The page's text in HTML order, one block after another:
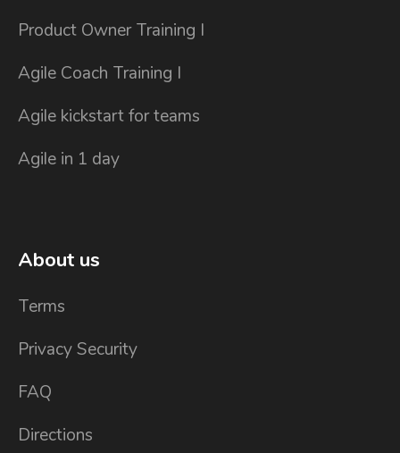
Product Owner Training I
Agile Coach Training I
Agile kickstart for teams
Agile in 1 day
About us
Terms
Privacy Security
FAQ
Directions